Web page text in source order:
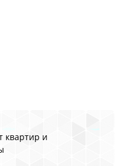
квартир и